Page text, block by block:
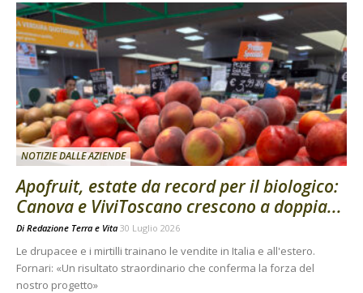
NOTIZIE DALLE AZIENDE
Apofruit, estate da record per il biologico:
Canova e ViviToscano crescono a doppia...
Di Redazione Terra e Vita 30 Luglio 2026
Le drupacee e i mirtilli trainano le vendite in Italia e all'estero.
Fornari: «Un risultato straordinario che conferma la forza del
nostro progetto»